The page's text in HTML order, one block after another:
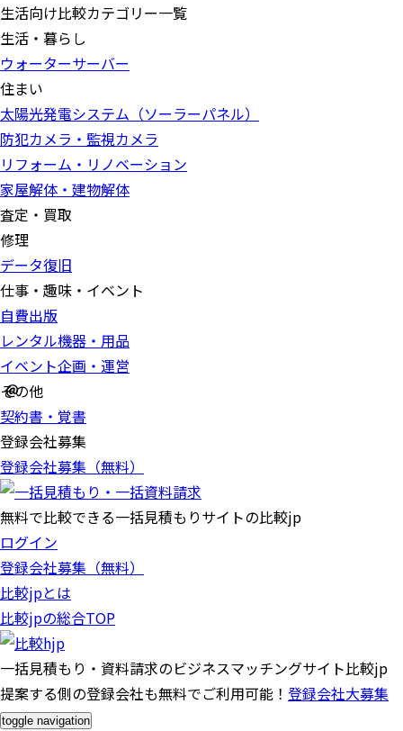
生活向け比較カテゴリー一覧
生活・暮らし
ウォーターサーバー
住まい
太陽光発電システム（ソーラーパネル）
防犯カメラ・監視カメラ
リフォーム・リノベーション
家屋解体・建物解体
査定・買取
修理
データ復旧
仕事・趣味・イベント
自費出版
レンタル機器・用品
イベント企画・運営
その他
契約書・覚書
登録会社募集
登録会社募集（無料）
無料で比較できる一括見積もりサイトの比較jp
ログイン
登録会社募集（無料）
比較jpとは
比較jpの総合TOP
一括見積もり・資料請求のビジネスマッチングサイト比較jp
提案する側の登録会社も無料でご利用可能！ 登録会社大募集
toggle navigation